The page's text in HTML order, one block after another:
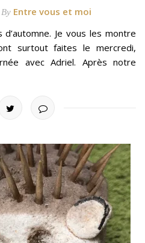
By Entre vous et moi
Je vous les montre
surtout faites le mercredi,
avec Adriel. Après notre